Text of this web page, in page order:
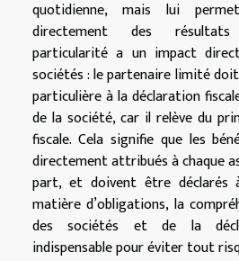
quotidienne, mais lui
directement des
particularité a un impact
sociétés : le partenaire limité
particulière à la déclaration
de la société, car il relève du
fiscale. Cela signifie que les
directement attribués à chaque
part, et doivent être déclarés
matière d’obligations, la
des sociétés et de la
indispensable pour éviter tout